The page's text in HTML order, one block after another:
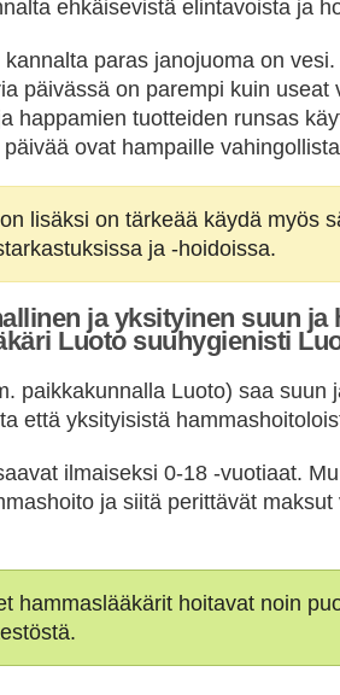
ehkäisevistä elintavoista ja
paras janojuoma on
päivässä on parempi kuin useat
happamien tuotteiden runsas
ovat hampaille
lisäksi on tärkeää käydä myös
ja -hoidoissa.
ja yksityinen suun ja
Luoto suuhygienisti
paikkakunnalla Luoto) saa suun
että yksityisistä
ilmaiseksi 0-18 -vuotiaat.
ja siitä perittävät
hammaslääkärit hoitavat noin